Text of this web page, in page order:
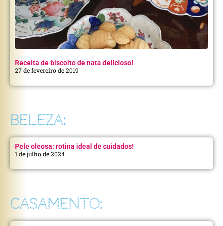
Receita de biscoito de nata delicioso!
27 de fevereiro de 2019
BELEZA:
Pele oleosa: rotina ideal de cuidados!
1 de julho de 2024
CASAMENTO: